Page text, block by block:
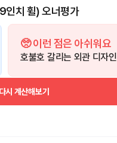
인치 휠) 오너평가
🥺 이런 점은 아쉬워요
호불호 갈리는 외관 디자인
시 계산해보기